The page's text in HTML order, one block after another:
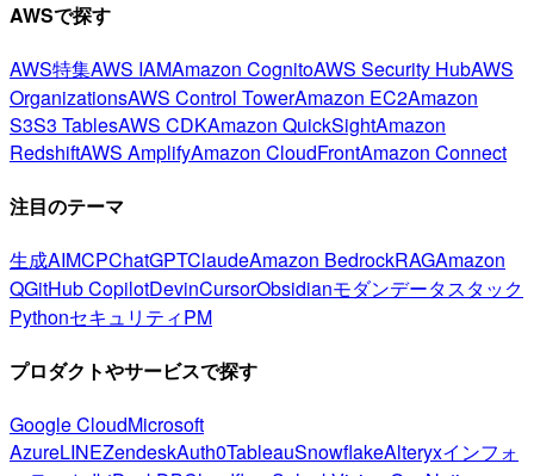
AWSで探す
AWS特集AWS IAMAmazon CognitoAWS Security HubAWS
OrganizationsAWS Control TowerAmazon EC2Amazon
S3S3 TablesAWS CDKAmazon QuickSightAmazon
RedshiftAWS AmplifyAmazon CloudFrontAmazon Connect
注目のテーマ
生成AIMCPChatGPTClaudeAmazon BedrockRAGAmazon
QGitHub CopilotDevinCursorObsidianモダンデータスタック
PythonセキュリティPM
プロダクトやサービスで探す
Google CloudMicrosoft
AzureLINEZendeskAuth0TableauSnowflakeAlteryxインフォ